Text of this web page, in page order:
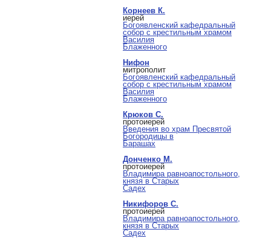
Корнеев К.
иерей
Богоявленский кафедральный
собор с крестильным храмом
Василия
Блаженного
Нифон
митрополит
Богоявленский кафедральный
собор с крестильным храмом
Василия
Блаженного
Крюков С.
протоиерей
Введения во храм Пресвятой
Богородицы в
Барашах
Донченко М.
протоиерей
Владимира равноапостольного,
князя в Старых
Садех
Никифоров С.
протоиерей
Владимира равноапостольного,
князя в Старых
Садех